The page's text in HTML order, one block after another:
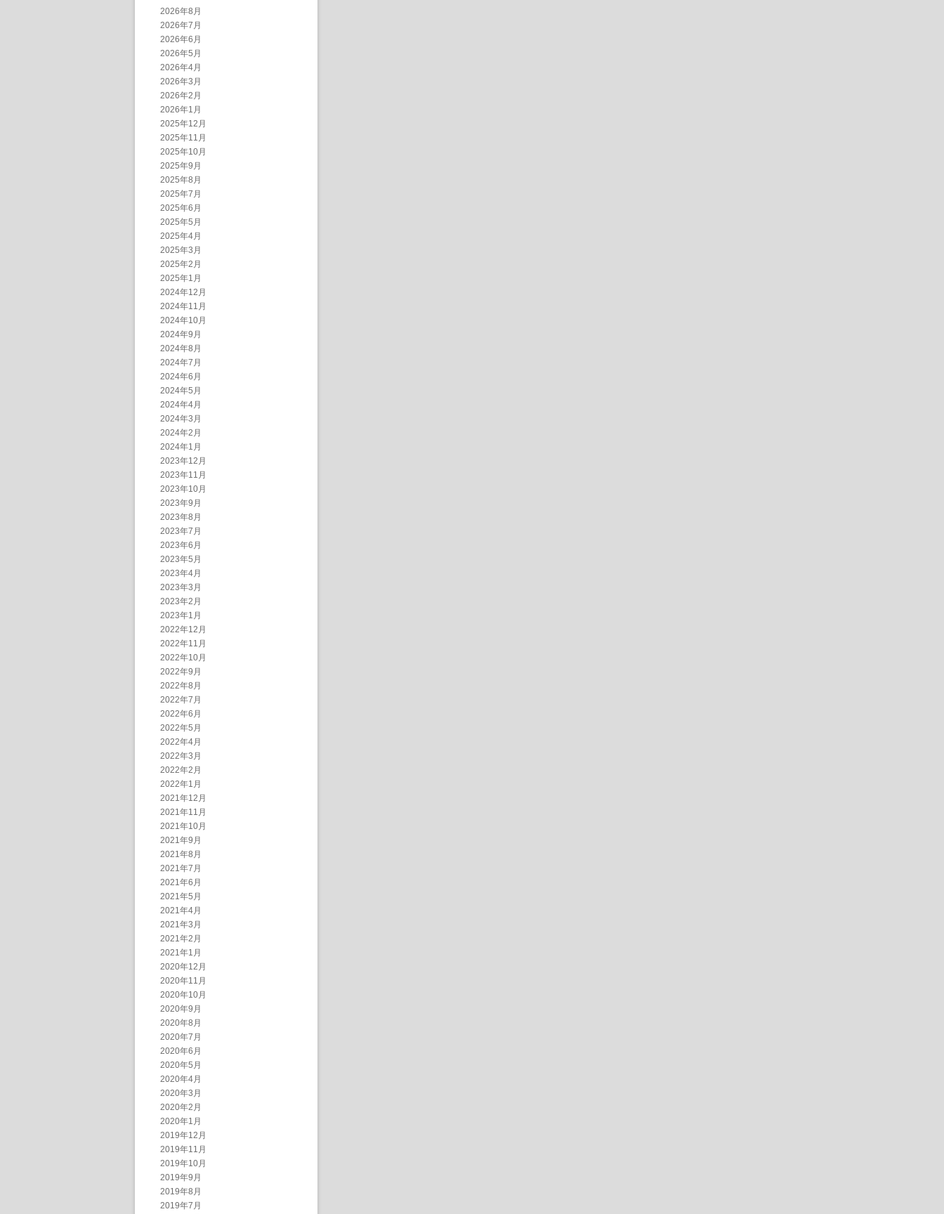
2026年8月
2026年7月
2026年6月
2026年5月
2026年4月
2026年3月
2026年2月
2026年1月
2025年12月
2025年11月
2025年10月
2025年9月
2025年8月
2025年7月
2025年6月
2025年5月
2025年4月
2025年3月
2025年2月
2025年1月
2024年12月
2024年11月
2024年10月
2024年9月
2024年8月
2024年7月
2024年6月
2024年5月
2024年4月
2024年3月
2024年2月
2024年1月
2023年12月
2023年11月
2023年10月
2023年9月
2023年8月
2023年7月
2023年6月
2023年5月
2023年4月
2023年3月
2023年2月
2023年1月
2022年12月
2022年11月
2022年10月
2022年9月
2022年8月
2022年7月
2022年6月
2022年5月
2022年4月
2022年3月
2022年2月
2022年1月
2021年12月
2021年11月
2021年10月
2021年9月
2021年8月
2021年7月
2021年6月
2021年5月
2021年4月
2021年3月
2021年2月
2021年1月
2020年12月
2020年11月
2020年10月
2020年9月
2020年8月
2020年7月
2020年6月
2020年5月
2020年4月
2020年3月
2020年2月
2020年1月
2019年12月
2019年11月
2019年10月
2019年9月
2019年8月
2019年7月